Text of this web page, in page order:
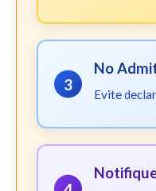
3
No
Evite